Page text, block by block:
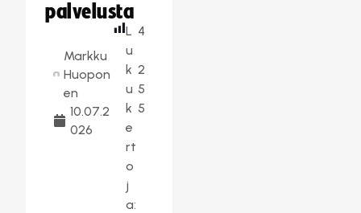
palvelusta
Markku
Huopon
en
10.07.2
026
L
u
k
u
k
e
rt
o
j
a:
4
2
5
5